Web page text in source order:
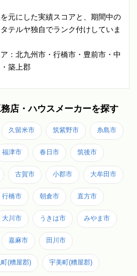
元にした実績スコアと、期間中の
テルヤ独自でランク付けしていま
：北九州市・行橋市・豊前市・中
築上郡
店・ハウスメーカーを探す
久留米市 筑紫野市 糸島市
福津市 春日市 筑後市
古賀市 小郡市 大牟田市
行橋市 朝倉市 直方市
大川市 うきは市 みやま市
嘉麻市 田川市
(糟屋郡) 宇美町(糟屋郡)